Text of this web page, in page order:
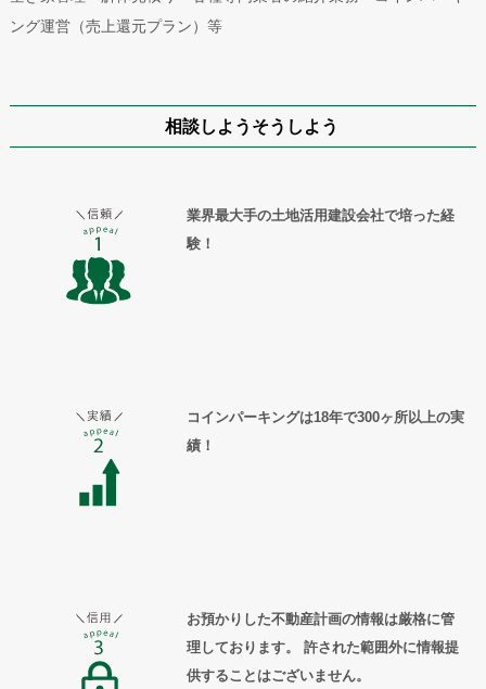
ング運営（売上還元プラン）等
相談しようそうしよう
業界最大手の土地活用建設会社で培った経
験！
コインパーキングは18年で300ヶ所以上の実
績！
お預かりした不動産計画の情報は厳格に管
理しております。 許された範囲外に情報提
供することはございません。